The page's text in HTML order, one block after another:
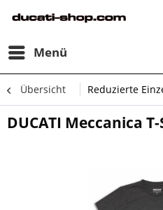
Menü
Übersicht Reduzierte
DUCATI Meccanica